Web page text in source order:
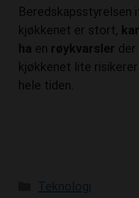
kjøkkenet er stort,
ha
en røykvarsler
kjøkkenet lite risikerer
hele tiden.
Hvordan finne